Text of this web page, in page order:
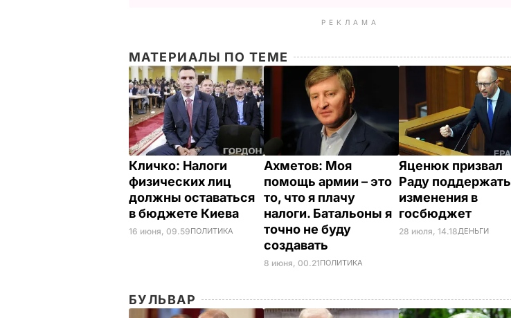
РЕКЛАМА
МАТЕРИАЛЫ ПО ТЕМЕ
Кличко: Налоги
физических лиц
должны оставаться
в бюджете Киева
16 июня, 09.59ПОЛИТИКА
Ахметов: Моя
помощь армии – это
то, что я плачу
налоги. Батальоны я
точно не буду
создавать
8 июня, 00.21ПОЛИТИКА
Яценюк призвал
Раду поддержать
изменения в
госбюджет
28 июля, 14.18ДЕНЬГИ
БУЛЬВАР